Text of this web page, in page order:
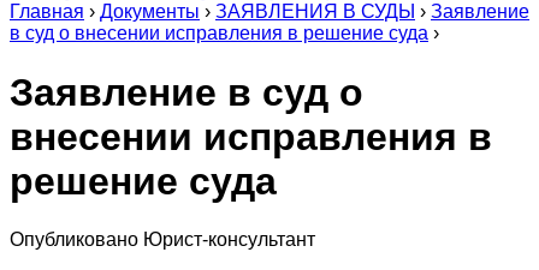
Главная › Документы › ЗАЯВЛЕНИЯ В СУДЫ › Заявление
в суд о внесении исправления в решение суда ›
Заявление в суд о
внесении исправления в
решение суда
Опубликовано Юрист-консультант